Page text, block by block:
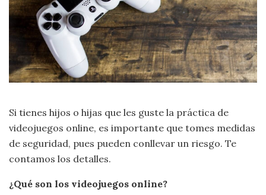
Si tienes hijos o hijas que les guste la práctica de
videojuegos online, es importante que tomes medidas
de seguridad, pues pueden conllevar un riesgo. Te
contamos los detalles.
¿Qué son los videojuegos online?